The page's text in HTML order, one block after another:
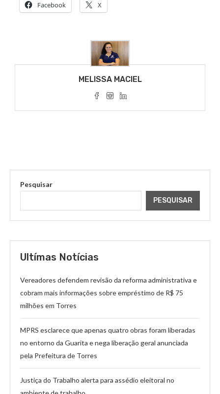
Facebook X
MELISSA MACIEL
Pesquisar
PESQUISAR
Ultímas Notícias
Vereadores defendem revisão da reforma administrativa e
cobram mais informações sobre empréstimo de R$ 75
milhões em Torres
MPRS esclarece que apenas quatro obras foram liberadas
no entorno da Guarita e nega liberação geral anunciada
pela Prefeitura de Torres
Justiça do Trabalho alerta para assédio eleitoral no